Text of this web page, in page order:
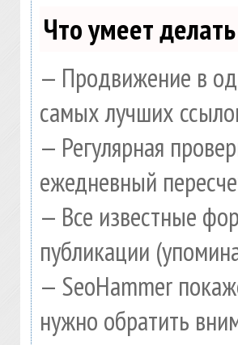
Что умеет
— Продвижение в
самых лучших
— Регулярная
ежедневный
— Все известные
публикации
— SeoHammer
нужно обратить